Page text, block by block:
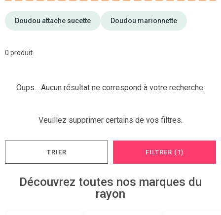
Doudou attache sucette Doudou marionnette
0 produit
Oups... Aucun résultat ne correspond à votre recherche.
Veuillez supprimer certains de vos filtres.
TRIER FILTRER (1)
Découvrez toutes nos marques du
rayon